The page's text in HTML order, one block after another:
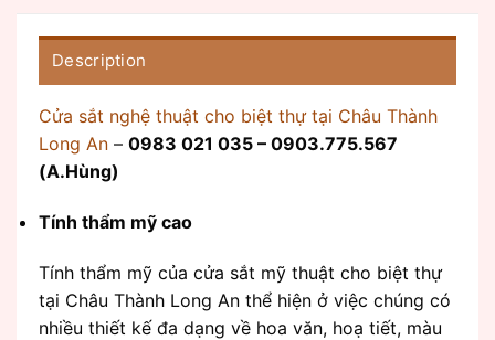
Description
Cửa sắt nghệ thuật cho biệt thự tại Châu Thành
Long An – 0983 021 035 – 0903.775.567
(A.Hùng)
Tính thẩm mỹ cao
Tính thẩm mỹ của cửa sắt mỹ thuật cho biệt thự
tại Châu Thành Long An thể hiện ở việc chúng có
nhiều thiết kế đa dạng về hoa văn, hoạ tiết, màu